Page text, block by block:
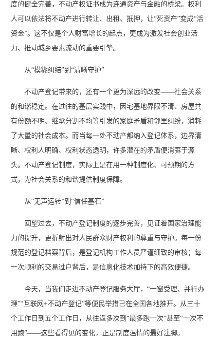
度的健全完善，不动产权证书成为连通资产与金融的桥梁。权利
人可以依法将不动产进行转让、出租、抵押，让“死资产”变成“活
资金”。这不仅是个人财富增长的起点，更成为激发社会创业活
力、推动城乡要素流动的重要引擎。
从“模糊纠结”到“清晰守护”
不动产登记带来的，还有一个更为深远的改变——社会关系
的和谐稳定。在过往的基层实践中，因宅基地界限不清、房屋共
有份额不明、继承分割不均等引发的家庭矛盾和邻里纠纷，消耗
了大量的社会成本。而当每一处不动产都纳入登记体系，边界清
晰、权利人明确、权利状态透明，许多潜在的矛盾便消弭于源
头。不动产登记制度，实际上是在用一种制度化、可预期的方
式，为社会关系的和谐提供制度保障。
从“无声运转”到“信任基石”
回望过去，不动产登记制度的逐步完善，见证着国家治理能
力的提升，更折射出对人民群众财产权利的尊重与守护。每一份
规范的登记档案背后，是登记机构工作人员严谨细致的审核；每
一次顺利的交易过户背后，是信息化技术加持下的高效便捷。
今天，当我们走进不动产登记服务大厅，“一窗受理、并行办
理”“互联网+不动产登记”等便民举措已在全国各地推开。从三十
个工作日到五个工作日，从往返多次到“最多跑一次”甚至“一次不
用跑”——这些看得见的变化，正是制度温情的最好注脚。